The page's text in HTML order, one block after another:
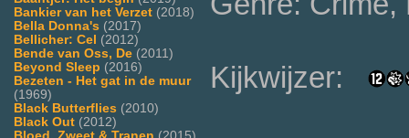
Bankier van het Verzet (2018)
Bella Donna's (2017)
Bellicher: Cel (2012)
Bende van Oss, De (2011)
Beyond Sleep (2016)
Bezeten - Het gat in de muur
(1969)
Black Butterflies (2010)
Black Out (2012)
Kijkwijzer: